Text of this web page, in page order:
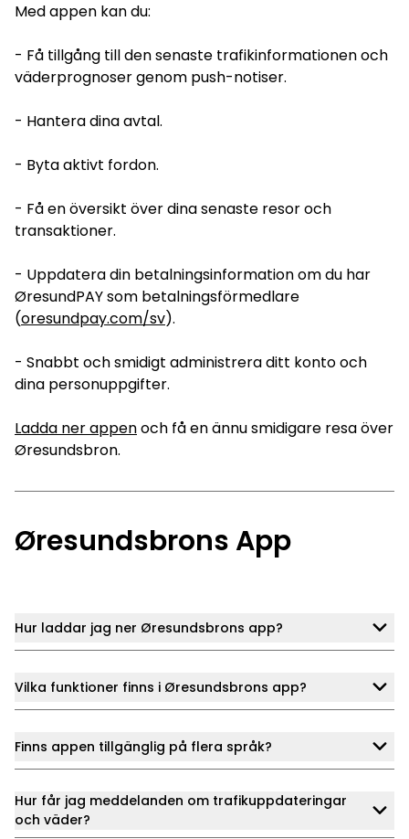
Med appen kan du:
- Få tillgång till den senaste trafikinformationen och
väderprognoser genom push-notiser.
- Hantera dina avtal.
- Byta aktivt fordon.
- Få en översikt över dina senaste resor och
transaktioner.
- Uppdatera din betalningsinformation om du har
ØresundPAY som betalningsförmedlare
(oresundpay.com/sv).
- Snabbt och smidigt administrera ditt konto och
dina personuppgifter.
Ladda ner appenoch få en ännu smidigare resa över
Øresundsbron.
Øresundsbrons App
Hur laddar jag ner Øresundsbrons app?
Vilka funktioner finns i Øresundsbrons app?
Finns appen tillgänglig på flera språk?
Hur får jag meddelanden om trafikuppdateringar
och väder?